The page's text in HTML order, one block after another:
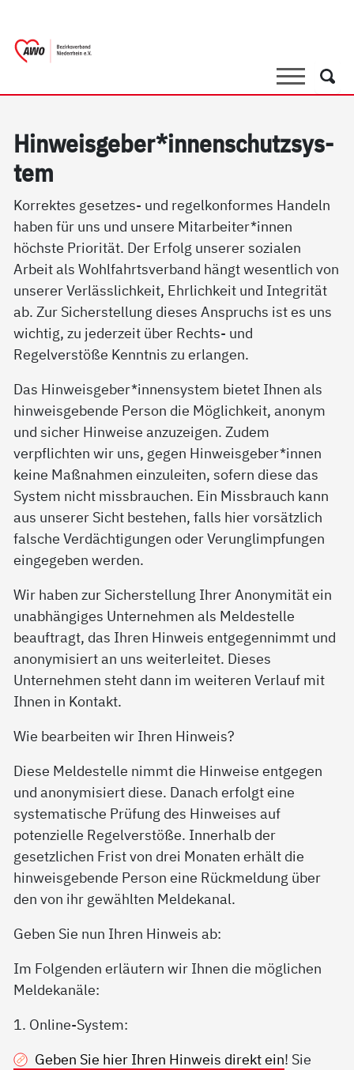
SucheSuche
Hin­weis­ge­ber*in­nen­schutz­sys­
tem
Korrektes gesetzes- und regelkonformes Handeln
haben für uns und unsere Mitarbeiter*innen
höchste Priorität. Der Erfolg unserer sozialen
Arbeit als Wohlfahrtsverband hängt wesentlich von
unserer Verlässlichkeit, Ehrlichkeit und Integrität
ab. Zur Sicherstellung dieses Anspruchs ist es uns
wichtig, zu jederzeit über Rechts- und
Regelverstöße Kenntnis zu erlangen.
Das Hinweisgeber*innensystem bietet Ihnen als
hinweisgebende Person die Möglichkeit, anonym
und sicher Hinweise anzuzeigen. Zudem
verpflichten wir uns, gegen Hinweisgeber*innen
keine Maßnahmen einzuleiten, sofern diese das
System nicht missbrauchen. Ein Missbrauch kann
aus unserer Sicht bestehen, falls hier vorsätzlich
falsche Verdächtigungen oder Verunglimpfungen
eingegeben werden.
Wir haben zur Sicherstellung Ihrer Anonymität ein
unabhängiges Unternehmen als Meldestelle
beauftragt, das Ihren Hinweis entgegennimmt und
anonymisiert an uns weiterleitet. Dieses
Unternehmen steht dann im weiteren Verlauf mit
Ihnen in Kontakt.
Wie bearbeiten wir Ihren Hinweis?
Diese Meldestelle nimmt die Hinweise entgegen
und anonymisiert diese. Danach erfolgt eine
systematische Prüfung des Hinweises auf
potenzielle Regelverstöße. Innerhalb der
gesetzlichen Frist von drei Monaten erhält die
hinweisgebende Person eine Rückmeldung über
den von ihr gewählten Meldekanal.
Geben Sie nun Ihren Hinweis ab:
Im Folgenden erläutern wir Ihnen die möglichen
Meldekanäle:
1. Online-System:
Geben Sie hier Ihren Hinweis direkt ein! Sie